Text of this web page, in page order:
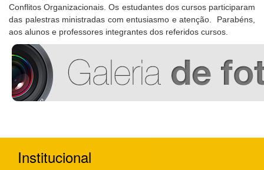
Conflitos Organizacionais. Os estudantes dos cursos participaram
das palestras ministradas com entusiasmo e atenção. Parabéns,
aos alunos e professores integrantes dos referidos cursos.
Institucional